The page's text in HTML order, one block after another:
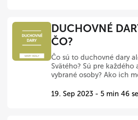
DUCHOVNÉ
ČO?
Čo sú to duchovné dary
Svätého? Sú pre každého
vybrané osoby? Ako ich
19. Sep 2023 - 5 min 46